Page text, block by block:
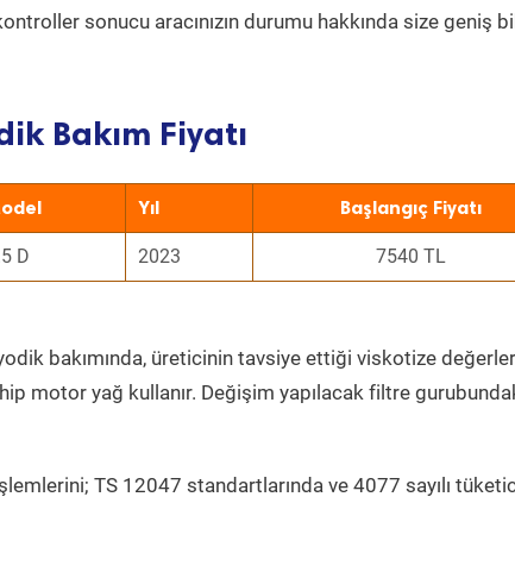
sonucu aracınızın durumu hakkında size geniş
Bakım Fiyatı
Yıl Başlangıç Fiyatı
D 2023 7540 TL
bakımında, üreticinin tavsiye ettiği viskotize
motor yağ kullanır. Değişim yapılacak filtre
TS 12047 standartlarında ve 4077 sayılı